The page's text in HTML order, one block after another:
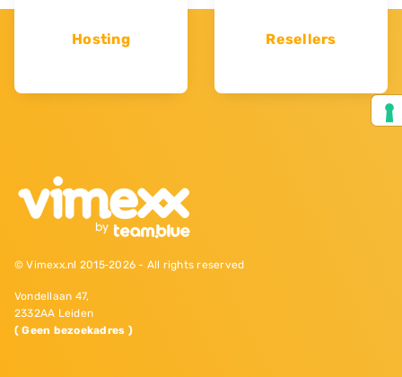
Hosting Resellers
© Vimexx.nl 2015‐2026 - All rights reserved
Vondellaan 47,
2332AA Leiden
( Geen bezoekadres )